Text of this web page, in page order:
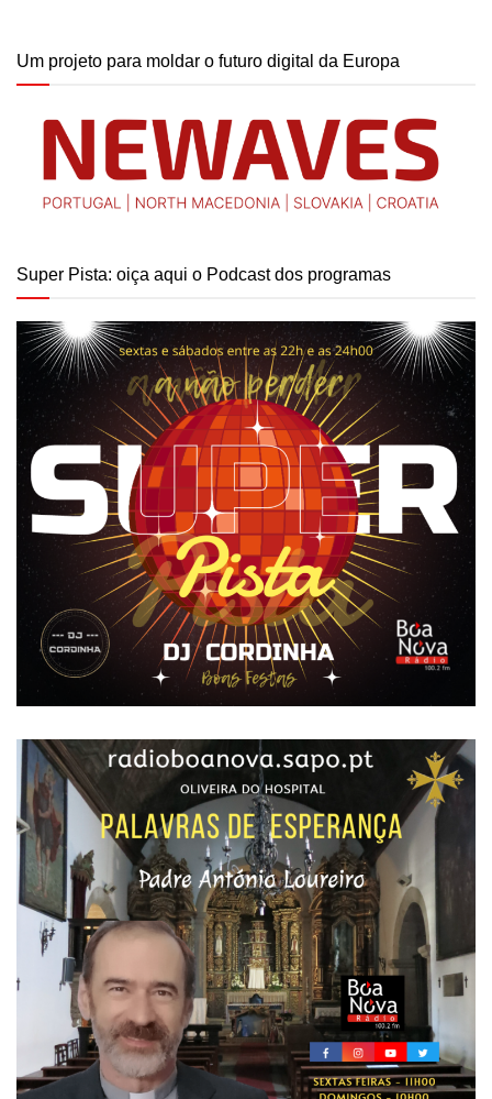
Um projeto para moldar o futuro digital da Europa
Super Pista: oiça aqui o Podcast dos programas